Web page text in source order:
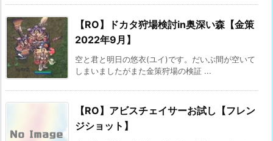
【RO】ドカタ狩場検討in奥深い森【金策
2022年9月】
空と君と明日の悠衣(ユイ)です。だいぶ間が空いて
しまいましたがまた金策狩場の検証 ...
【RO】アビスチェイサーお試し【フレン
ジショット】